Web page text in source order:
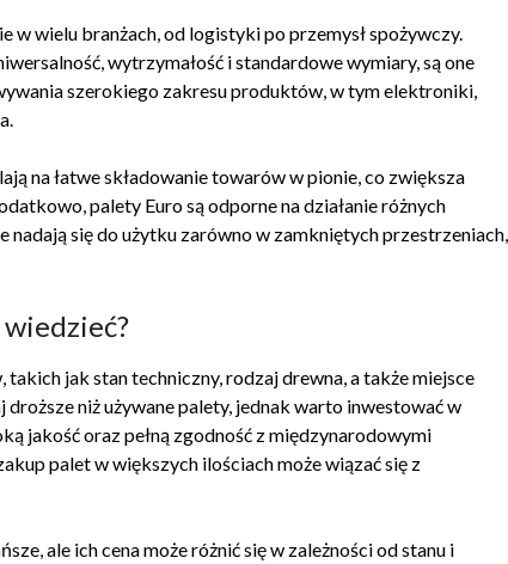
w wielu branżach, od logistyki po przemysł spożywczy.
wytrzymałość i standardowe wymiary, są one
szerokiego zakresu produktów, w tym elektroniki,
na łatwe składowanie towarów w pionie, co zwiększa
palety Euro są odporne na działanie różnych
się do użytku zarówno w zamkniętych przestrzeniach,
jak stan techniczny, rodzaj drewna, a także miejsce
niż używane palety, jednak warto inwestować w
jakość oraz pełną zgodność z międzynarodowymi
palet w większych ilościach może wiązać się z
ale ich cena może różnić się w zależności od stanu i